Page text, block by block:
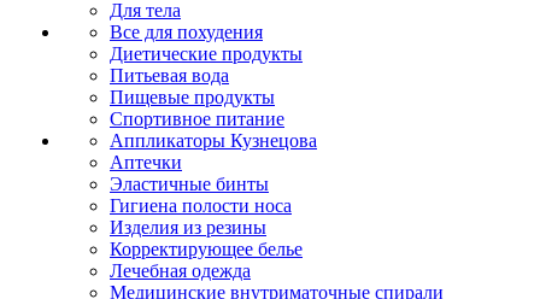
Для тела
Все для похудения
Диетические продукты
Питьевая вода
Пищевые продукты
Спортивное питание
Аппликаторы Кузнецова
Аптечки
Эластичные бинты
Гигиена полости носа
Изделия из резины
Корректирующее белье
Лечебная одежда
Медицинские внутриматочные спирали